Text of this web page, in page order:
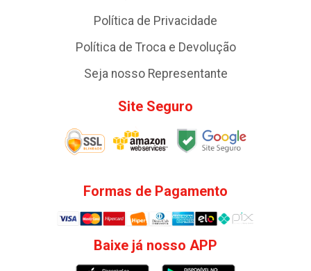
Política de Privacidade
Política de Troca e Devolução
Seja nosso Representante
Site Seguro
Formas de Pagamento
Baixe já nosso APP